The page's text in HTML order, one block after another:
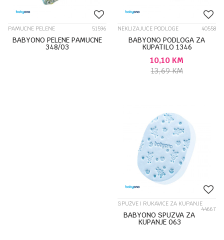
PAMUCNE PELENE 51596
BABYONO PELENE PAMUCNE
348/03
NEKLIZAJUĆE PODLOGE 40558
BABYONO PODLOGA ZA
KUPATILO 1346
10,10 KM
13,69KM
SPUŽVE I RUKAVICE ZA KUPANJE
44667
BABYONO SPUZVA ZA
KUPANJE 063